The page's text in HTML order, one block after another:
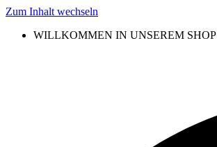
Zum Inhalt wechseln
WILLKOMMEN IN UNSEREM SHOP